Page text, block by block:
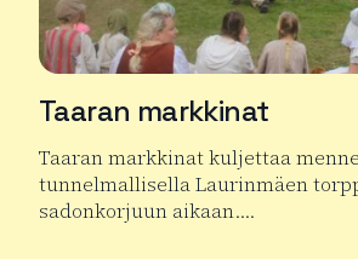
Taaran markkinat
Taaran markkinat kuljettaa
tunnelmallisella Laurinmäen
sadonkorjuun aikaan….